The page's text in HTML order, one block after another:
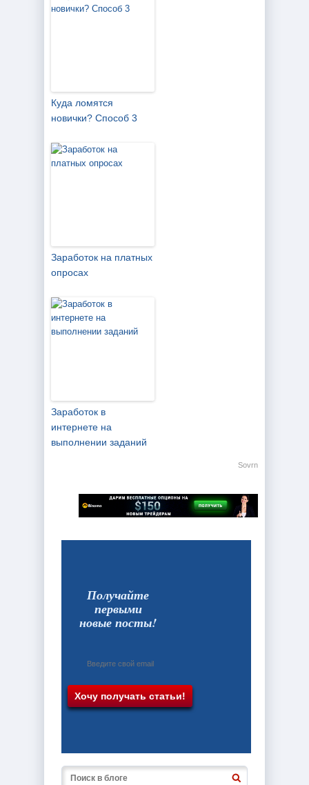
Куда ломятся
новички? Способ 3
Заработок на платных
опросах
Заработок в
интернете на
выполнении заданий
Sovrn
Получайте
первыми
новые посты!